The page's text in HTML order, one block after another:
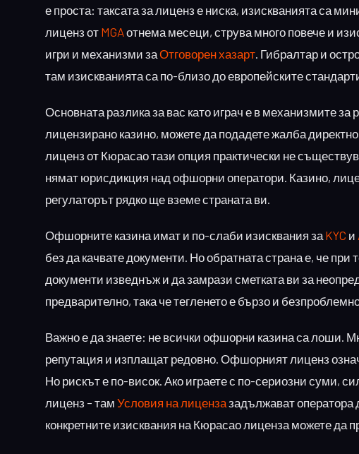
е проста: таксата за лиценз е ниска, изискванията са
лиценз от MGA отнема месеци, струва много повече и
игри и механизми заОтговорен хазарт . Гибралтар и
там изискванията са по-близо до европейските
Основната разлика за вас като играч е в механизмите
лицензирано казино, можете да подадете жалба
лиценз от Кюрасао тази опция практически не
нямат юрисдикция над офшорни оператори. Казино,
регулаторът рядко ще вземе страната ви.
Офшорните казина имат и по-слаби изисквания за KYC и
без да качвате документи. Но обратната страна е, че
документи изведнъж и да замрази сметката ви за
предварително, така че тегленето е бързо и
Важно е да знаете: не всички офшорни казина са лоши.
репутация и изплащат редовно. Офшорният лиценз
Но рискът е по-висок. Ако играете с по-сериозни суми,
лиценз – там Условия на лицензазадължават оператора
конкретните изисквания на Кюрасао лиценза можете да